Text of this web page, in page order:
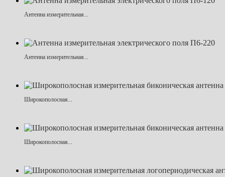
Антенна измерительная...
Антенна измерительная...
Широкополосная...
Широкополосная...